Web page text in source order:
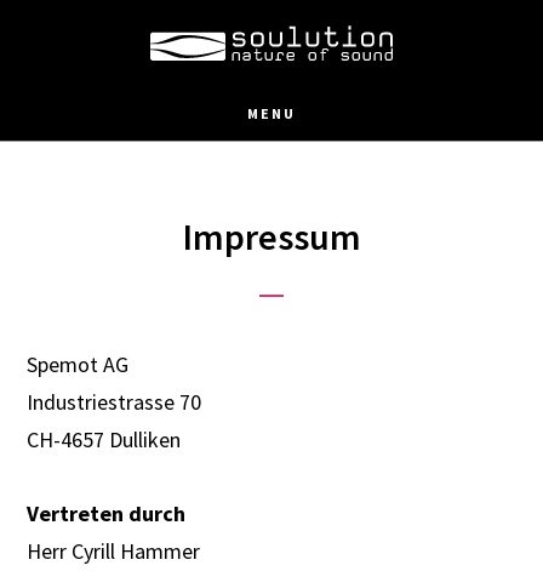
MENU
Impressum
Spemot AG
Industriestrasse 70
CH-4657 Dulliken
Vertreten durch
Herr Cyrill Hammer